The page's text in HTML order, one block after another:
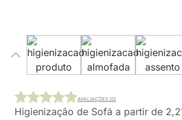
Higienização de Sofá a partir de
AVALIAÇÕES (0)